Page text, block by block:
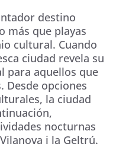
destino
más que playas
cultural. Cuando
ciudad revela su
para aquellos que
Desde opciones
la ciudad
nocturnas
i la Geltrú.